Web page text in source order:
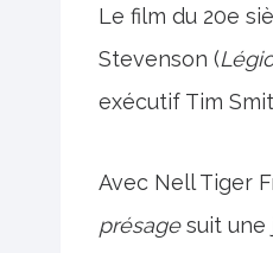
Le film du 20e
Stevenson (
exécutif Tim
Avec Nell Tiger
présagesuit une